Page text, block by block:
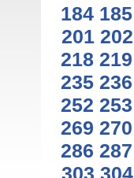
184 185
201 202
218 219
235 236
252 253
269 270
286 287
303 304